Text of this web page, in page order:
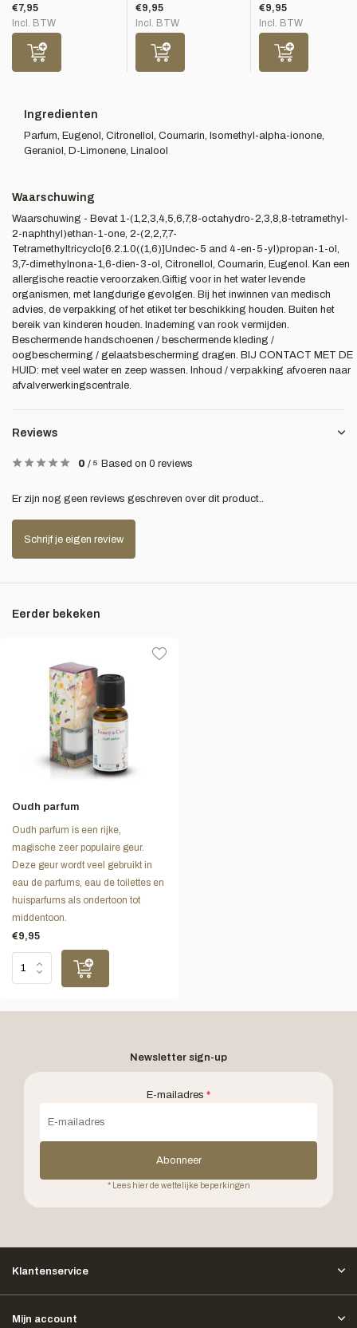
€7,95
Incl. BTW
€9,95
Incl. BTW
€9,95
Incl. BTW
Ingredienten
Parfum, Eugenol, Citronellol, Coumarin, Isomethyl-alpha-ionone,
Geraniol, D-Limonene, Linalool
Waarschuwing
Waarschuwing - Bevat 1-(1,2,3,4,5,6,7,8-octahydro-2,3,8,8-tetramethyl-
2-naphthyl)ethan-1-one, 2-(2,2,7,7-
Tetramethyltricyclo[6.2.1.0((1,6)]Undec-5 and 4-en-5-yl)propan-1-ol,
3,7-dimethylnona-1,6-dien-3-ol, Citronellol, Coumarin, Eugenol. Kan een
allergische reactie veroorzaken.Giftig voor in het water levende
organismen, met langdurige gevolgen. Bij het inwinnen van medisch
advies, de verpakking of het etiket ter beschikking houden. Buiten het
bereik van kinderen houden. Inademing van rook vermijden.
Beschermende handschoenen / beschermende kleding /
oogbescherming / gelaatsbescherming dragen. BIJ CONTACT MET DE
HUID: met veel water en zeep wassen. Inhoud / verpakking afvoeren naar
afvalverwerkingscentrale.
Reviews
0 / 5 Based on 0 reviews
Er zijn nog geen reviews geschreven over dit product..
Schrijf je eigen review
Eerder bekeken
Oudh parfum
Oudh parfum is een rijke,
magische zeer populaire geur.
Deze geur wordt veel gebruikt in
eau de parfums, eau de toilettes en
huisparfums als ondertoon tot
middentoon.
€9,95
Newsletter sign-up
E-mailadres *
Abonneer
* Lees hier de wettelijke beperkingen
Klantenservice
Mijn account